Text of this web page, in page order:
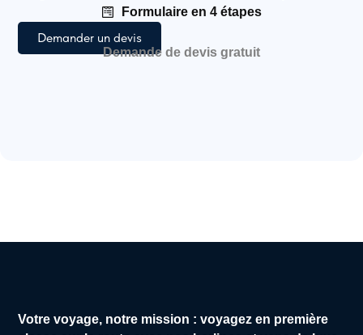
Formulaire en 4 étapes
Demander un devis
Demande de devis gratuit
Votre voyage, notre mission : voyagez en première